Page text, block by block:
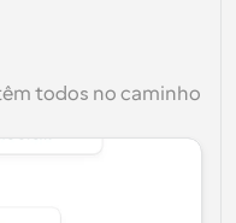
todos no caminho